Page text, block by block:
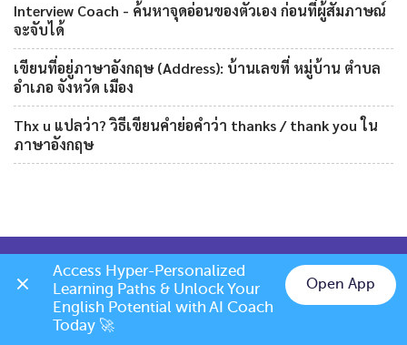
Interview Coach - ค้นหาจุดอ่อนของตัวเอง ก่อนที่ผู้สัมภาษณ์
จะจับได้
เขียนที่อยู่ภาษาอังกฤษ (Address): บ้านเลขที่ หมู่บ้าน ตำบล
อำเภอ จังหวัด เมือง
Thx u แปลว่า? วิธีเขียนคำย่อคำว่า thanks / thank you ใน
ภาษาอังกฤษ
Chat on LINE
Access Hyper-Personalized
Learning Paths & Unlock Your
English Potential with AI Coach
Today 🚀
Open App